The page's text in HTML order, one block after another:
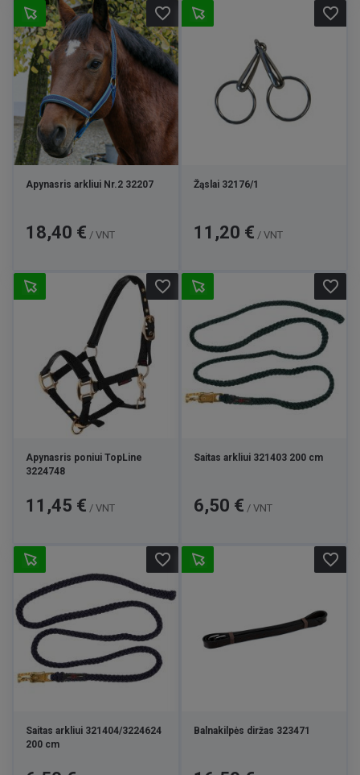
Apynasris arkliui Nr.2 32207
Kaina
18,40 € / VNT
favorite_border
Žąslai 32176/1
Kaina
11,20 € / VNT
favorite_border
Apynasris poniui TopLine
3224748
Kaina
11,45 € / VNT
favorite_border
Saitas arkliui 321403 200 cm
Kaina
6,50 € / VNT
favorite_border
Saitas arkliui 321404/3224624
200 cm
favorite_border
Balnakilpės diržas 323471
favorite_border